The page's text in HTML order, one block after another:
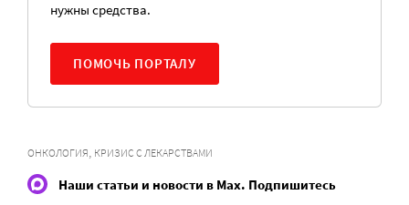
нужны средства.
ПОМОЧЬ ПОРТАЛУ
ОНКОЛОГИЯ, КРИЗИС С ЛЕКАРСТВАМИ
Наши статьи и новости в Max. Подпишитесь